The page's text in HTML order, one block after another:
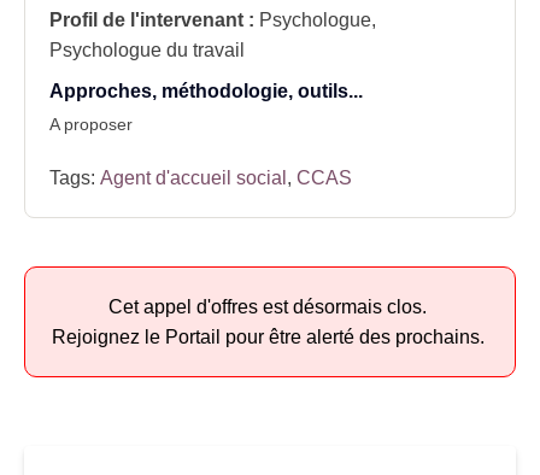
Profil de l'intervenant : Psychologue,
Psychologue du travail
Approches, méthodologie, outils...
A proposer
Tags: Agent d'accueil social , CCAS
Cet appel d'offres est désormais clos.
Rejoignez le Portail pour être alerté des prochains.